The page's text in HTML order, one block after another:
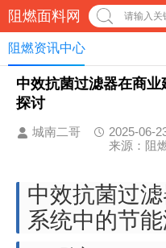
阻燃面料网 请输入关
阻燃资讯中心
中效抗菌过滤器在商
探讨
城南二哥
2025-06-
来源：阻
中效抗菌过
系统中的节